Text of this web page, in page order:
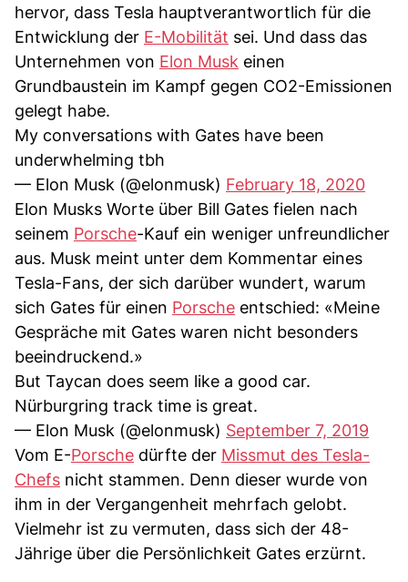
hervor, dass Tesla hauptverantwortlich für die
Entwicklung der E-Mobilität sei. Und dass das
Unternehmen von Elon Musk einen
Grundbaustein im Kampf gegen CO2-Emissionen
gelegt habe.
My conversations with Gates have been
underwhelming tbh
— Elon Musk (@elonmusk) February 18, 2020
Elon Musks Worte über Bill Gates fielen nach
seinem Porsche-Kauf ein weniger unfreundlicher
aus. Musk meint unter dem Kommentar eines
Tesla-Fans, der sich darüber wundert, warum
sich Gates für einen Porsche entschied: «Meine
Gespräche mit Gates waren nicht besonders
beeindruckend.»
But Taycan does seem like a good car.
Nürburgring track time is great.
— Elon Musk (@elonmusk) September 7, 2019
Vom E-Porsche dürfte der Missmut des Tesla-
Chefs nicht stammen. Denn dieser wurde von
ihm in der Vergangenheit mehrfach gelobt.
Vielmehr ist zu vermuten, dass sich der 48-
Jährige über die Persönlichkeit Gates erzürnt.